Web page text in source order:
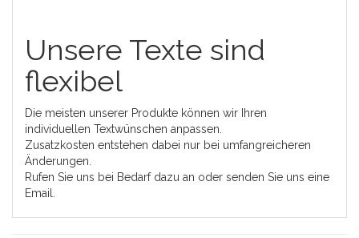
Unsere Texte sind
flexibel
Die meisten unserer Produkte können wir Ihren
individuellen Textwünschen anpassen.
Zusatzkosten entstehen dabei nur bei umfangreicheren
Änderungen.
Rufen Sie uns bei Bedarf dazu an oder senden Sie uns eine
Email.